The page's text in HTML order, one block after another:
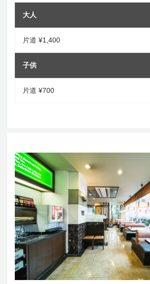
大人
片道 ¥1,400
子供
片道 ¥700